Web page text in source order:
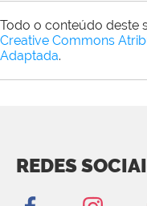
Todo o conteúdo deste
Creative Commons
Adaptada.
REDES